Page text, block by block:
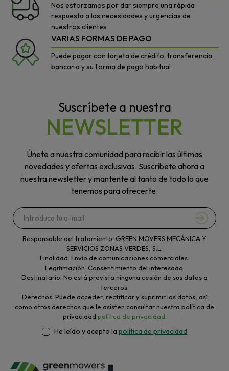
Nos esforzamos por dar siempre una rápida
respuesta a las necesidades y urgencias de
nuestros clientes
VARIAS FORMAS DE PAGO
Puede pagar con tarjeta de crédito, transferencia
bancaria y su forma de pago habitual
Suscríbete a nuestra
NEWSLETTER
Únete a nuestra comunidad para recibir las últimas
novedades y ofertas exclusivas. Suscríbete ahora a
nuestra newsletter y mantente al tanto de todo lo que
tenemos para ofrecerte.
Responsable del tratamiento: GREEN MOVERS MECÁNICA Y
SERVICIOS ZONAS VERDES, S.L.
Finalidad: Envío de comunicaciones comerciales.
Legitimación: Consentimiento del interesado.
Destinatario: No está prevista ninguna cesión de sus datos a
terceros.
Derechos: Puede acceder, rectificar y suprimir los datos, así
como otros derechos que le asisten consultar nuestra política de
privacidad política de privacidad.
He leído y acepto la política de privacidad